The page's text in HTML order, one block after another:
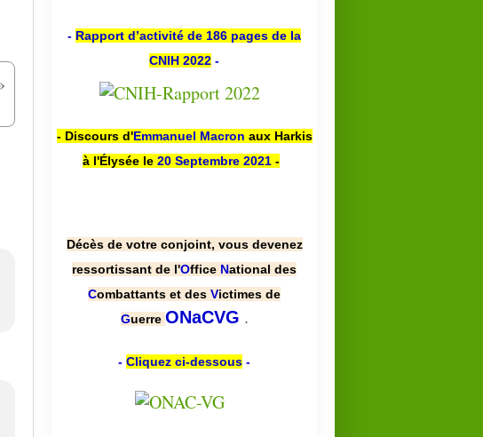
- Rapport d’activité de 186 pages de la
CNIH 2022 -
- Discours d'Emmanuel Macron aux Harkis
à l'Élysée le 20 Septembre 2021 -
Décès de votre conjoint, vous devenez
ressortissant de l'Office National des
Combattants et des Victimes de
Guerre ONaCVG .
- Cliquez ci-dessous -